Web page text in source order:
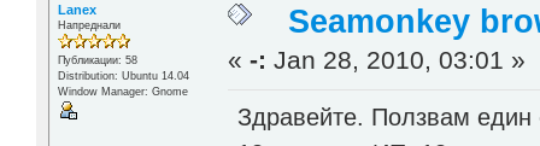
Lanex
Напреднали
Публикации: 58
Distribution: Ubuntu 14.04
Window Manager: Gnome
Seamonkey
«-: Jan 28, 2010, 03:01 »
Здравейте. Ползвам